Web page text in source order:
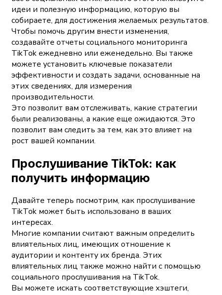
идеи и полезную информацию, которую вы
собираете, для достижения желаемых результатов.
Чтобы помочь другим внести изменения,
создавайте отчеты социального мониторинга
TikTok ежедневно или еженедельно. Вы также
можете установить ключевые показатели
эффективности и создать задачи, основанные на
этих сведениях, для измерения
производительности.
Это позволит вам отслеживать, какие стратегии
были реализованы, а какие еще ожидаются. Это
позволит вам следить за тем, как это влияет на
рост вашей компании.
Прослушивание TikTok: как
получить информацию
Давайте теперь посмотрим, как прослушивание
TikTok может быть использовано в ваших
интересах.
Многие компании считают важным определить
влиятельных лиц, имеющих отношение к
аудитории и контенту их бренда. Этих
влиятельных лиц также можно найти с помощью
социального прослушивания на TikTok.
Вы можете искать соответствующие хэштеги,